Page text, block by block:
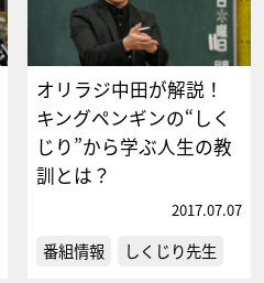
オリラジ中田が解説！
キングペンギンの“しく
じり”から学ぶ人生の教
訓とは？
2017.07.07
番組情報 しくじり先生